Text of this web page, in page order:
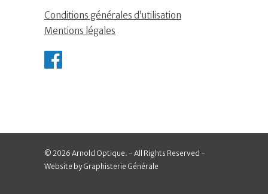
Conditions générales d’utilisation
Mentions légales
© 2026 Arnold Optique. - All Rights Reserved -
Website by Graphisterie Générale